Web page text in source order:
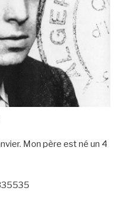
Mon père est né un 4